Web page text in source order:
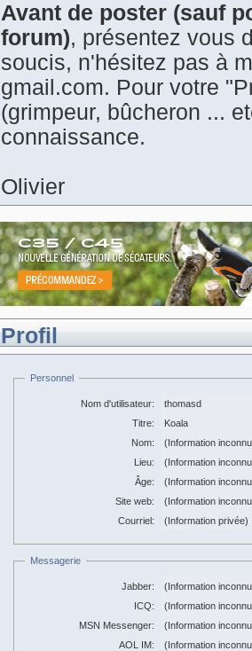
Avant de poster (sauf
forum), présentez vous
soucis, n'hésitez pas à
gmail.com. Pour votre
(grimpeur, bûcheron ...
connaissance.
Olivier
Profil
Personnel
Nom d'utilisateur:
thomasd
Titre:
Koala
Nom:
(Information
Lieu:
(Information
Âge:
(Information
Site web:
(Information
Courriel:
(Information privée)
Messagerie
Jabber:
(Information
ICQ:
(Information
MSN Messenger:
(Information
AOL IM:
(Information